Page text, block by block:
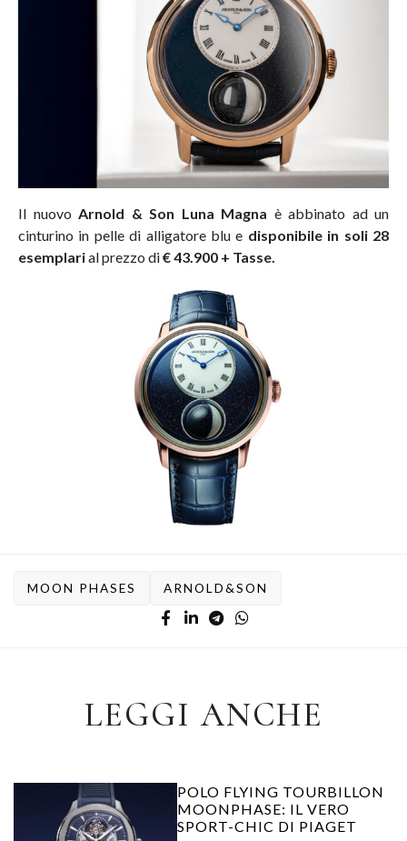
Il nuovo Arnold & Son Luna Magna è abbinato ad un
cinturino in pelle di alligatore blu e disponibile in soli 28
esemplarial prezzo di€ 43.900 + Tasse.
MOON PHASES ARNOLD&SON
LEGGI ANCHE
POLO FLYING TOURBILLON
MOONPHASE: IL VERO
SPORT-CHIC DI PIAGET